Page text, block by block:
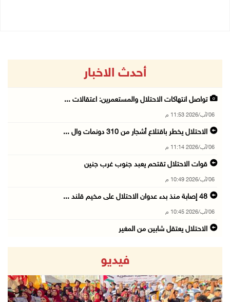
أحدث الاخبار
تواصل انتهاكات الاحتلال والمستعمرين: اعتقالات ...
06/آب/2026 11:53 م
الاحتلال يخطر باقتلاع أشجار من 310 دونمات وال ...
06/آب/2026 11:14 م
قوات الاحتلال تقتحم يعبد جنوب غرب جنين
06/آب/2026 10:49 م
48 إصابة منذ بدء عدوان الاحتلال على مخيم قلند ...
06/آب/2026 10:45 م
الاحتلال يعتقل شابين من المغير
وزير الداخلية يبحث مع مكافحة المخدرات الدولي ...
06/آب/2026 10:01 م
رئيس بلدية الخليل يطلع وفدا أميركيا على تطورا ...
فيديو